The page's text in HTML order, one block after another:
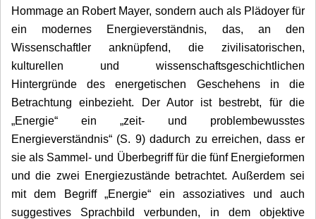
Hommage an Robert Mayer, sondern auch als Plädoyer für
ein modernes Energieverständnis, das, an den
Wissenschaftler anknüpfend, die zivilisatorischen,
kulturellen und wissenschaftsgeschichtlichen
Hintergründe des energetischen Geschehens in die
Betrachtung einbezieht. Der Autor ist bestrebt, für die
„Energie“ ein „zeit- und problembewusstes
Energieverständnis“ (S. 9) dadurch zu erreichen, dass er
sie als Sammel- und Überbegriff für die fünf Energieformen
und die zwei Energiezustände betrachtet. Außerdem sei
mit dem Begriff „Energie“ ein assoziatives und auch
suggestives Sprachbild verbunden, in dem objektive